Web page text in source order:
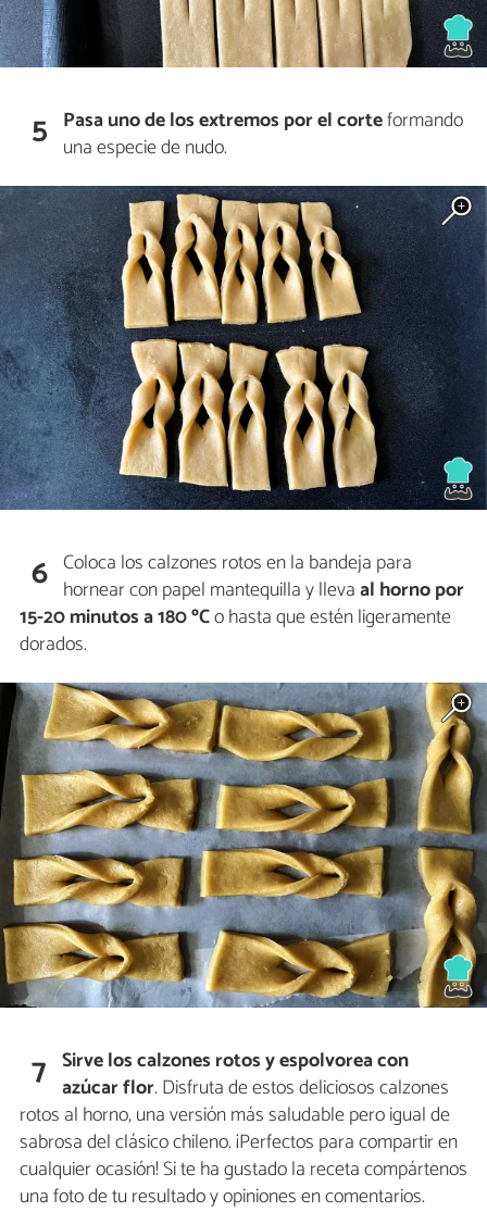
5 Pasa uno de los extremos por el corteformando
una especie de nudo.
6 Coloca los calzones rotos en la bandeja para
hornear con papel mantequilla y llevaal horno por
15-20 minutos a 180 ºCo hasta que estén ligeramente
dorados.
7 Sirve los calzones rotos y espolvorea con
azúcar flor. Disfruta de estos deliciosos calzones
rotos al horno, una versión más saludable pero igual de
sabrosa del clásico chileno. ¡Perfectos para compartir en
cualquier ocasión! Si te ha gustado la receta compártenos
una foto de tu resultado y opiniones en comentarios.